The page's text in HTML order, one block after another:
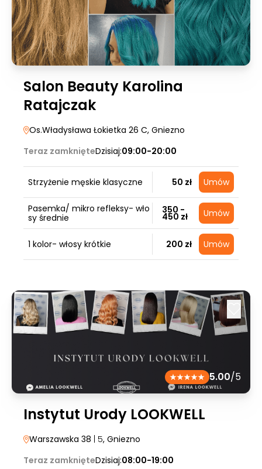
Salon Beauty Karolina
Ratajczak
Os.Władysława Łokietka 26 C, Gniezno
Teraz zamknięteDzisiaj:09:00-20:00
Strzyżenie męskie klasyczne 50 zł Umów
Pasemka/ mikro refleksy- wło
sy średnie
350 -
450 zł Umów
1 kolor- włosy krótkie 200 zł Umów
5.00/5
Instytut Urody LOOKWELL
Warszawska 38 | 5, Gniezno
Teraz zamknięteDzisiaj:08:00-19:00